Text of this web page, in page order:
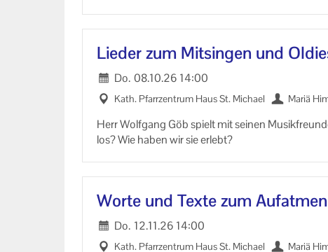
Lie­der zum Mit­sin­gen und
Do. 08.10.26 14:00
Kath. Pfarr­zen­trum Haus St. Mi­cha­el Mariä
Herr Wolf­gang Göb spielt mit sei­nen
los? Wie haben wir sie er­lebt?
Worte und Texte zum Auf­at­men
Do. 12.11.26 14:00
Kath. Pfarr­zen­trum Haus St. Mi­cha­el Mariä